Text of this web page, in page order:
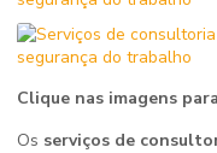
Clique nas imagens
Os serviços de